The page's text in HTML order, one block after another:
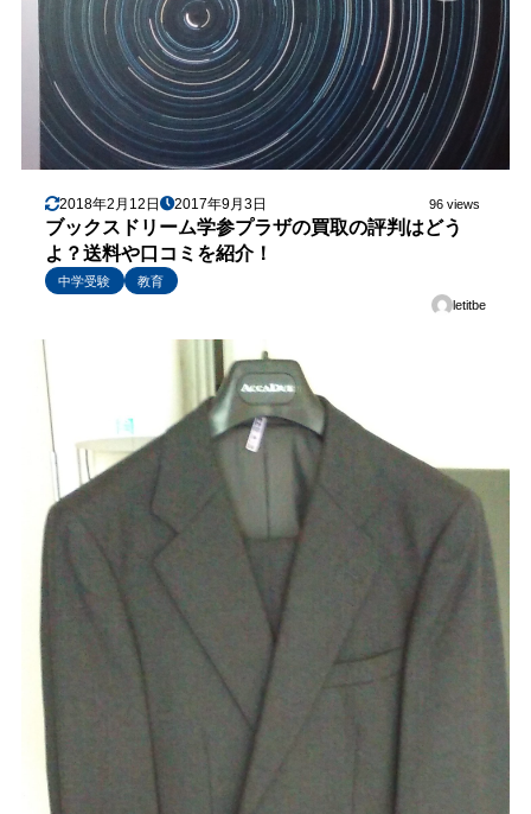
2018年2月12日 2017年9月3日 96 views
ブックスドリーム学参プラザの買取の評判はどう
よ？送料や口コミを紹介！
中学受験
教育
letitbe